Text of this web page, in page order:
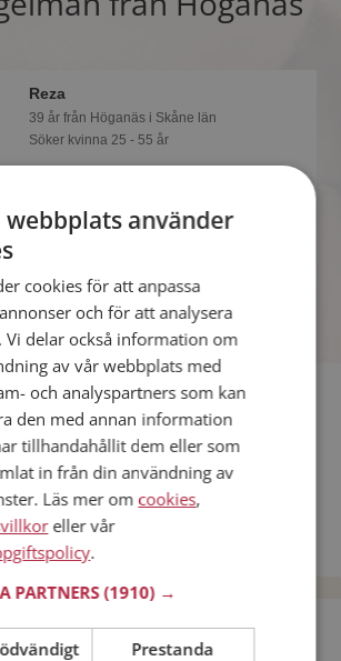
Reza
39 år från Höganäs i Skåne län
Söker kvinna 25 - 55 år
Mötesplatsen, sen kan du lära dig allt
om Reza.
Höganäs:Patrik,Terje,Tobbe
utan kostnad!
webbplats använder
cookies för att anpassa
och för att analysera
Vi delar också information om
av vår webbplats med
och analyspartners som kan
den med annan information
tillhandahållit dem eller som
in från din användning av
Läs mer om cookies,
eller vår
.
PARTNERS(1910) →
Prestanda